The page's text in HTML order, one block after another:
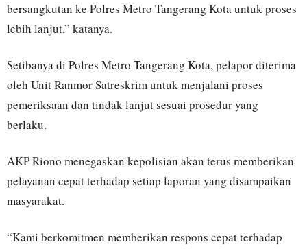
bersangkutan ke Polres Metro Tangerang Kota untuk proses
lebih lanjut,” katanya.
Setibanya di Polres Metro Tangerang Kota, pelapor diterima
oleh Unit Ranmor Satreskrim untuk menjalani proses
pemeriksaan dan tindak lanjut sesuai prosedur yang
berlaku.
AKP Riono menegaskan kepolisian akan terus memberikan
pelayanan cepat terhadap setiap laporan yang disampaikan
masyarakat.
“Kami berkomitmen memberikan respons cepat terhadap